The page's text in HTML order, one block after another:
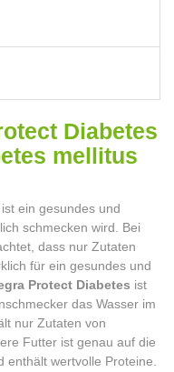
Diabetes
mellitus
ist ein gesundes und
schmecken wird. Bei
dass nur Zutaten
für ein gesundes und
Protect Diabetes ist
das Wasser im
nur Zutaten von
Futter ist genau auf die
wertvolle Proteine.